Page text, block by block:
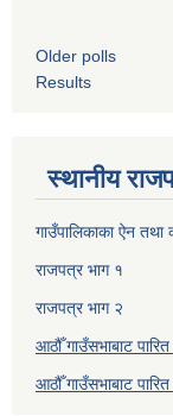
Older polls
Results
स्थानीय
गाउँपालिकाका ऐन
राजपत्र भाग १
राजपत्र भाग २
आठौँ गाउँसभाबाट
आठौँ गाउँसभाबाट पारित